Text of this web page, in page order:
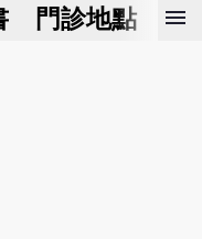
門診地點 預
menu